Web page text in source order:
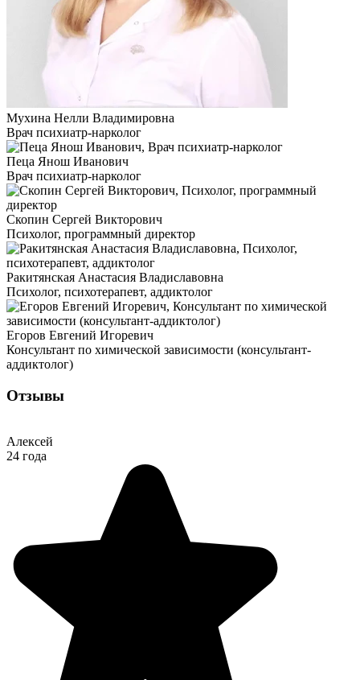
Мухина Нелли Владимировна
Врач психиатр-нарколог
Пеца Янош Иванович
Врач психиатр-нарколог
Скопин Сергей Викторович
Психолог, программный директор
Ракитянская Анастасия Владиславовна
Психолог, психотерапевт, аддиктолог
Егоров Евгений Игоревич
Консультант по химической зависимости (консультант-
аддиктолог)
Отзывы
Алексей
24 года